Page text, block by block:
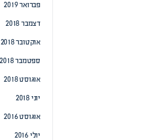
פברואר 2019
דצמבר 2018
אוקטובר 2018
ספטמבר 2018
אוגוסט 2018
יוני 2018
אוגוסט 2016
יולי 2016